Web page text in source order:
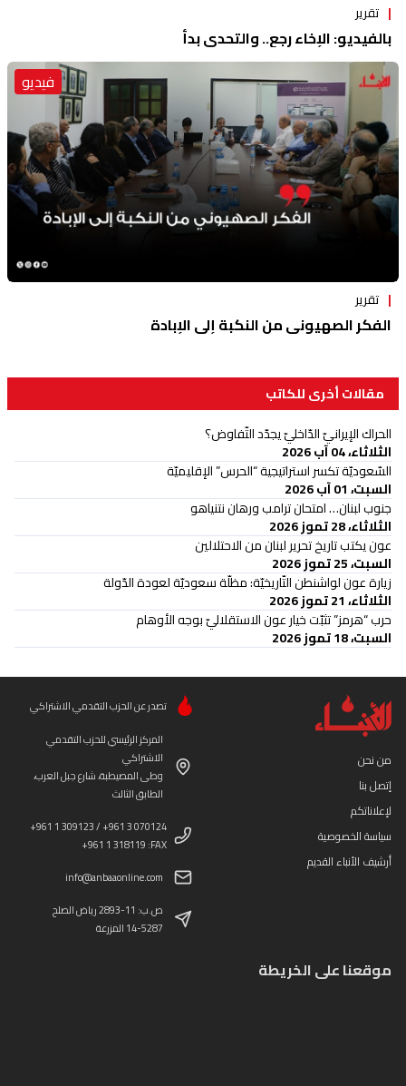
تقرير
بالفيديو: الإخاء رجع.. والتحدي بدأ
فيديو
تقرير
الفكر الصهيوني من النكبة إلى الإبادة
مقالات أخرى للكاتب
الحراك الإيرانيّ الدّاخليّ يجدّد التّفاوض؟
الثلاثاء، 04 آب 2026
السّعوديّة تكسر استراتيجية “الحرس” الإقليميّة
السبت، 01 آب 2026
جنوب لبنان… امتحان ترامب ورهان نتنياهو
الثلاثاء، 28 تموز 2026
عون يكتب تاريخ تحرير لبنان من الاحتلالين
السبت، 25 تموز 2026
زيارة عون لواشنطن التّاريخيّة: مظلّة سعوديّة لعودة الدّولة
الثلاثاء، 21 تموز 2026
حرب “هرمز” تثبّت خيار عون الاستقلاليّ بوجه الأوهام
السبت، 18 تموز 2026
من نحن
إتصل بنا
لإعلاناتكم
سياسة الخصوصية
أرشيف الأنباء القديم
تصدر عن الحزب التقدمي الاشتراكي
المركز الرئيسي للحزب التقدمي
الاشتراكي
وطى المصيطبة، شارع جبل العرب،
الطابق الثالث
+961 1 309123 / +961 3 070124
+961 1 318119 :FAX
info@anbaaonline.com
ص.ب: 11-2893 رياض الصلح
14-5287 المزرعة
موقعنا على الخريطة